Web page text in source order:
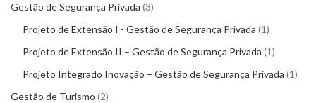
Gestão de Segurança Privada 3
Projeto de Extensão I - Gestão de Segurança Privada 1
Projeto de Extensão II – Gestão de Segurança Privada 1
Projeto Integrado Inovação – Gestão de Segurança Privada 1
Gestão de Turismo 2